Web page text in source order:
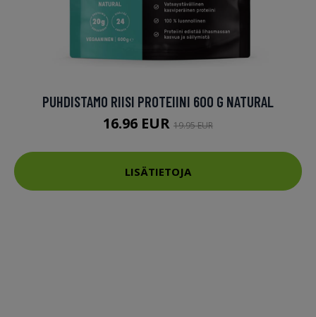
PUHDISTAMO RIISI PROTEIINI 600 G NATURAL
16.96 EUR 19.95 EUR
LISÄTIETOJA